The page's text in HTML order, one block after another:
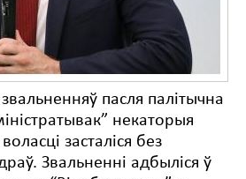
пасля палітычна
некаторыя
засталіся без
Звальненні адбыліся ў